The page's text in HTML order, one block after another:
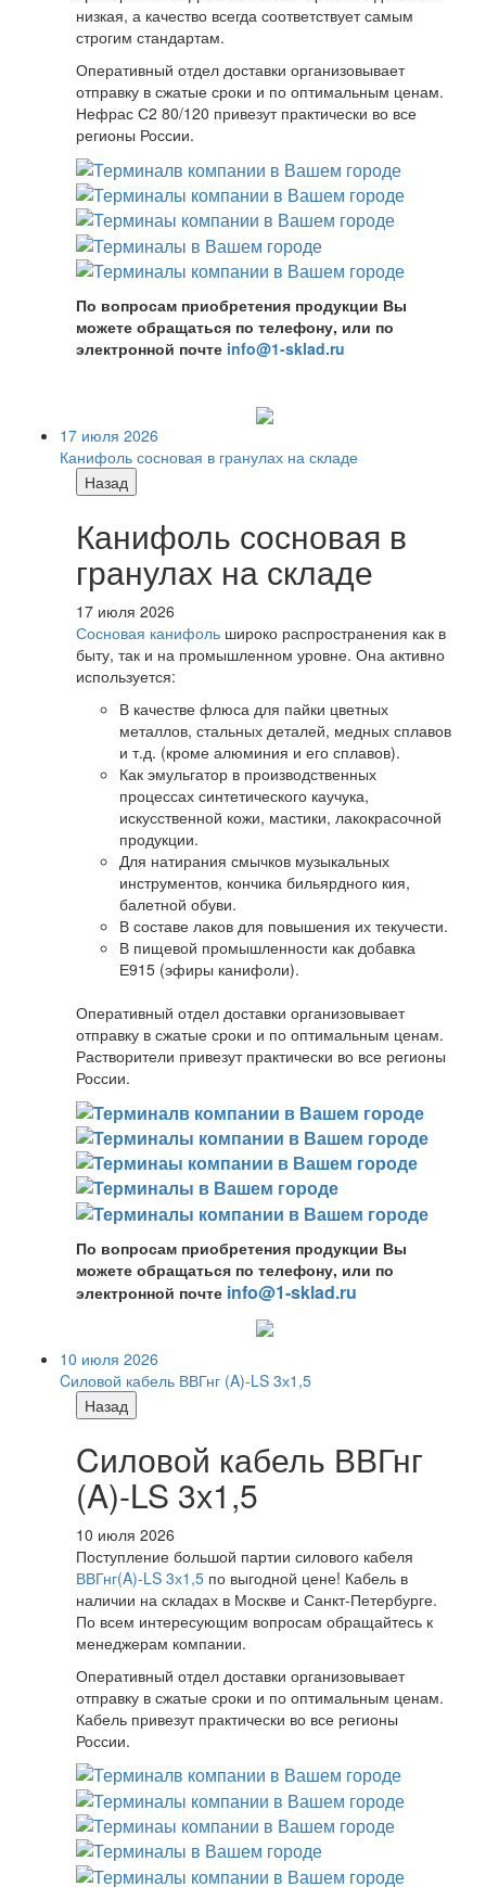
низкая, а качество всегда соответствует самым
строгим стандартам.
Оперативный отдел доставки организовывает
отправку в сжатые сроки и по оптимальным ценам.
Нефрас С2 80/120 привезут практически во все
регионы России.
По вопросам приобретения продукции Вы
можете обращаться по телефону, или по
электронной почте info@1-sklad.ru
17 июля 2026
Канифоль сосновая в гранулах на складе
Назад
Канифоль сосновая в
гранулах на складе
17 июля 2026
Сосновая канифоль широко распространения как в
быту, так и на промышленном уровне. Она активно
используется:
В качестве флюса для пайки цветных
металлов, стальных деталей, медных сплавов
и т.д. (кроме алюминия и его сплавов).
Как эмульгатор в производственных
процессах синтетического каучука,
искусственной кожи, мастики, лакокрасочной
продукции.
Для натирания смычков музыкальных
инструментов, кончика бильярдного кия,
балетной обуви.
В составе лаков для повышения их текучести.
В пищевой промышленности как добавка
Е915 (эфиры канифоли).
Оперативный отдел доставки организовывает
отправку в сжатые сроки и по оптимальным ценам.
Растворители привезут практически во все регионы
России.
По вопросам приобретения продукции Вы
можете обращаться по телефону, или по
электронной почте info@1-sklad.ru
10 июля 2026
Cиловой кабель ВВГнг (A)-LS 3х1,5
Назад
Cиловой кабель ВВГнг
(A)-LS 3х1,5
10 июля 2026
Поступление большой партии силового кабеля
ВВГнг(A)-LS 3х1,5 по выгодной цене! Кабель в
наличии на складах в Москве и Санкт-Петербурге.
По всем интересующим вопросам обращайтесь к
менеджерам компании.
Оперативный отдел доставки организовывает
отправку в сжатые сроки и по оптимальным ценам.
Кабель привезут практически во все регионы
России.